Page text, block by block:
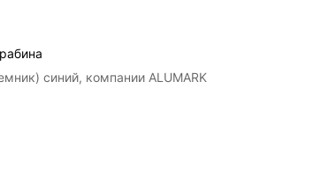
синий, компании ALUMARK